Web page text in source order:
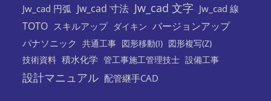
Jw_cad 円弧 Jw_cad 寸法 Jw_cad 文字 Jw_cad 線
TOTO スキルアップ ダイキン バージョンアップ
パナソニック 共通工事 図形移動(I) 図形複写(Z)
技術資料 積水化学 管工事施工管理技士 設備工事
設計マニュアル 配管継手CAD